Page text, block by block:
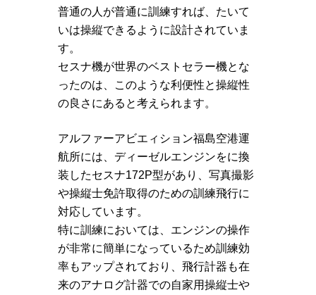
普通の人が普通に訓練すれば、たいて
いは操縦できるように設計されていま
す。
セスナ機が世界のベストセラー機とな
ったのは、このような利便性と操縦性
の良さにあると考えられます。
アルファーアビエィション福島空港運
航所には、ディーゼルエンジンをに換
装したセスナ172P型があり、写真撮影
や操縦士免許取得のための訓練飛行に
対応しています。
特に訓練においては、エンジンの操作
が非常に簡単になっているため訓練効
率もアップされており、飛行計器も在
来のアナログ計器での自家用操縦士や